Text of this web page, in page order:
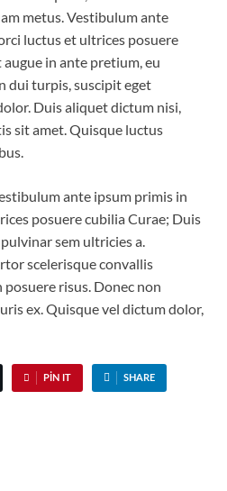
metus. Vestibulum ante
luctus et ultrices posuere
in ante pretium, eu
dui turpis, suscipit eget
Duis aliquet dictum nisi,
sit amet. Quisque luctus
ante ipsum primis in
posuere cubilia Curae; Duis
sem ultricies a.
scelerisque convallis
risus. Donec non
ex. Quisque vel dictum dolor,
PIN IT SHARE